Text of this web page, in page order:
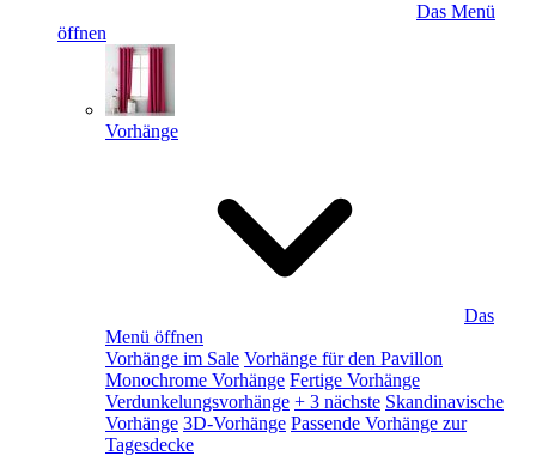
Das Menü
öffnen
Vorhänge
Das
Menü öffnen
Vorhänge im Sale Vorhänge für den Pavillon
Monochrome Vorhänge Fertige Vorhänge
Verdunkelungsvorhänge + 3 nächste Skandinavische
Vorhänge 3D-Vorhänge Passende Vorhänge zur
Tagesdecke